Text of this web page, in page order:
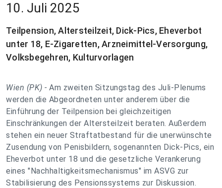
10. Juli 2025
Teilpension, Altersteilzeit, Dick-Pics, Eheverbot
unter 18, E-Zigaretten, Arzneimittel-Versorgung,
Volksbegehren, Kulturvorlagen
Wien (PK) - Am zweiten Sitzungstag des Juli-Plenums
werden die Abgeordneten unter anderem über die
Einführung der Teilpension bei gleichzeitigen
Einschränkungen der Altersteilzeit beraten. Außerdem
stehen ein neuer Straftatbestand für die unerwünschte
Zusendung von Penisbildern, sogenannten Dick-Pics, ein
Eheverbot unter 18 und die gesetzliche Verankerung
eines "Nachhaltigkeitsmechanismus" im ASVG zur
Stabilisierung des Pensionssystems zur Diskussion.